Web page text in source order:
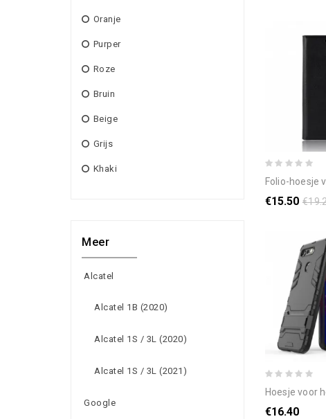
Oranje
Purper
Roze
Bruin
Beige
Grijs
Khaki
Meer
Alcatel
Alcatel 1B (2020)
Alcatel 1S / 3L (2020)
Alcatel 1S / 3L (2021)
Google
folio-hoesje voor
€15.50
hoesje voor honor
€16.40